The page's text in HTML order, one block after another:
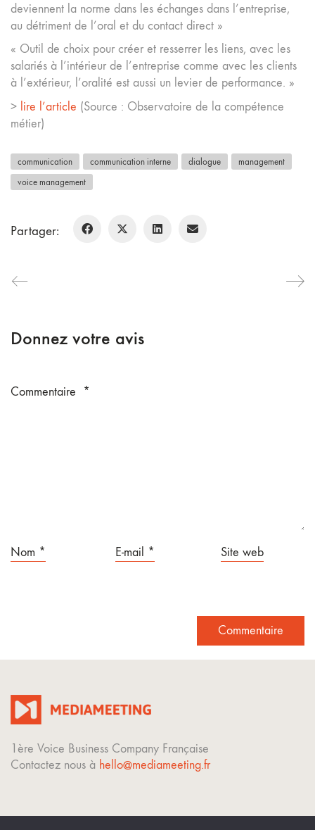
deviennent la norme dans les échanges dans l’entreprise,
au détriment de l’oral et du contact direct »
« Outil de choix pour créer et resserrer les liens, avec les
salariés à l’intérieur de l’entreprise comme avec les clients
à l’extérieur, l’oralité est aussi un levier de performance. »
> lire l’article (Source : Observatoire de la compétence
métier)
communication communication interne dialogue
management
voice management
Partager:
Donnez votre avis
Commentaire *
Nom * E-mail * Site web
1ère Voice Business Company Française
Contactez nous à hello@mediameeting.fr